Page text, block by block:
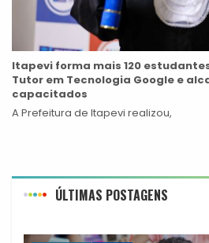
Itapevi forma mais 120
Tutor em Tecnologia Google e
capacitados
A Prefeitura de Itapevi realizou,
ÚLTIMAS POSTAGENS